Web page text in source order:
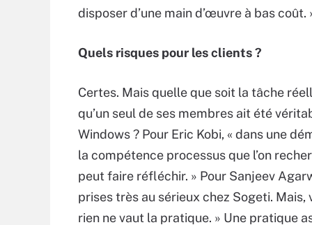
disposer d’une main d’œuvre à bas coût.
Quels risques pour les clients ?
Certes. Mais quelle que soit la tâche
qu’un seul de ses membres ait été
Windows ? Pour Eric Kobi, « dans une
la compétence processus que l’on
peut faire réfléchir. » Pour Sanjeev
prises très au sérieux chez Sogeti. Mais,
rien ne vaut la pratique. » Une pratique